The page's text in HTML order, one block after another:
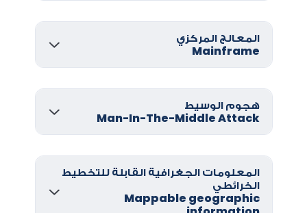
المعالج المركزي
Mainframe
هجوم الوسيط
Man-In-The-Middle Attack
المعلومات الجغرافية القابلة للتخطيط
الخرائطي
Mappable geographic